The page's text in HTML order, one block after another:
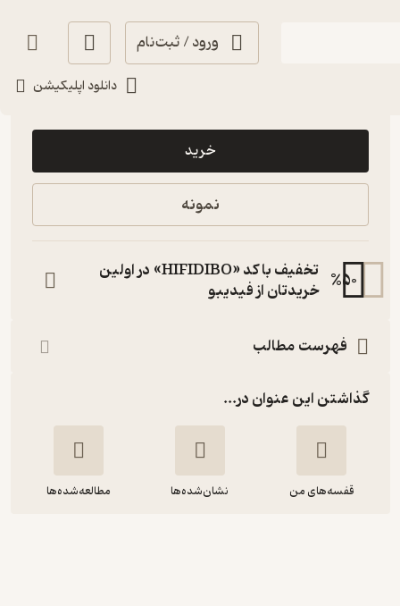
ورود / ثبت‌نام
دانلود اپلیکیشن
150,000
خرید
نمونه
%50
تخفیف با کد «HIFIDIBO» در اولین
خریدتان از فیدیبو
فهرست مطالب
گذاشتن این عنوان در...
قفسه‌های من نشان‌شده‌ها مطالعه‌شده‌ها